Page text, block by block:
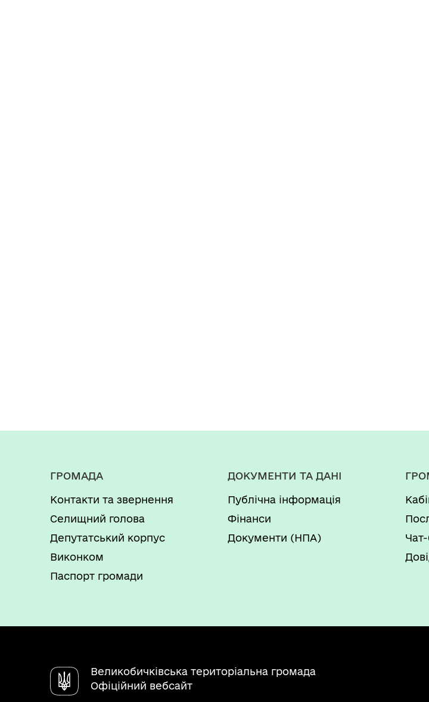
ГРОМАДА
Контакти та звернення
Селищний голова
Депутатський корпус
Виконком
Паспорт громади
ДОКУМЕНТИ ТА ДАНІ
Публічна інформація
Фінанси
Документи (НПА)
Великобичківська територіальна громада
Офіційний вебсайт